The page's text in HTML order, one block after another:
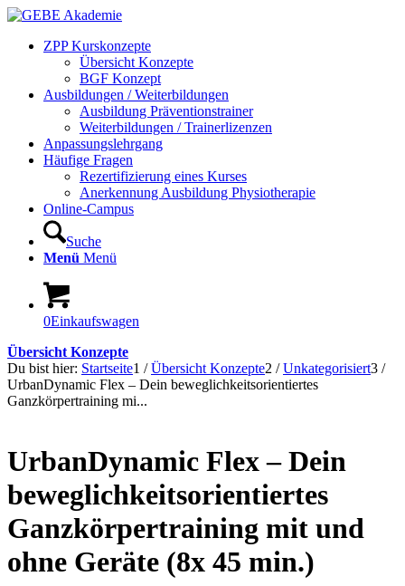
ZPP Kurskonzepte
Übersicht Konzepte
BGF Konzept
Ausbildungen / Weiterbildungen
Ausbildung Präventionstrainer
Weiterbildungen / Trainerlizenzen
Anpassungslehrgang
Häufige Fragen
Rezertifizierung eines Kurses
Anerkennung Ausbildung Physiotherapie
Online-Campus
Suche
Menü Menü
0Einkaufswagen
Übersicht Konzepte
Du bist hier: Startseite1 / Übersicht Konzepte2 / Unkategorisiert3 /
UrbanDynamic Flex – Dein beweglichkeitsorientiertes
Ganzkörpertraining mi...
UrbanDynamic Flex – Dein
beweglichkeitsorientiertes
Ganzkörpertraining mit und
ohne Geräte (8x 45 min.)